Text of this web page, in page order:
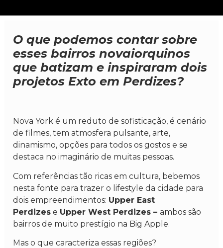
O que podemos contar sobre
esses bairros novaiorquinos
que batizam e inspiraram dois
projetos Exto em Perdizes?
Nova York é um reduto de sofisticação, é cenário
de filmes, tem atmosfera pulsante, arte,
dinamismo, opções para todos os gostos e se
destaca no imaginário de muitas pessoas.
Com referências tão ricas em cultura, bebemos
nesta fonte para trazer o lifestyle da cidade para
dois empreendimentos: Upper East
Perdizes e Upper West Perdizes –ambos são
bairros de muito prestígio na Big Apple.
Mas o que caracteriza essas regiões?